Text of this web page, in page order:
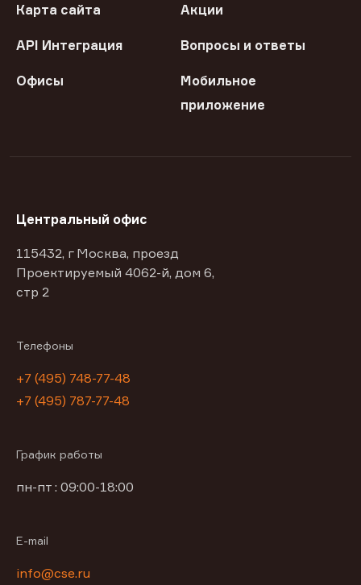
Карта сайта Акции
API Интеграция Вопросы и ответы
Офисы
Мобильное
приложение
Центральный офис
115432, г Москва, проезд
Проектируемый 4062-й, дом 6,
стр 2
Телефоны
+7 (495) 748-77-48
+7 (495) 787-77-48
График работы
пн-пт : 09:00-18:00
E-mail
info@cse.ru